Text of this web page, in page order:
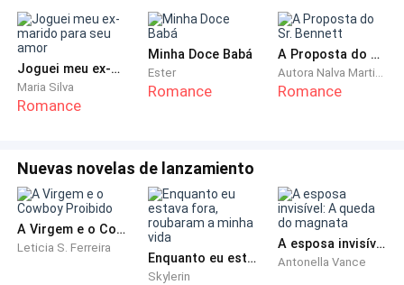
Joguei meu ex-marido para seu amor
Maria Silva
Romance
Minha Doce Babá
Ester
Romance
A Proposta do Sr. Bennett
Autora Nalva Martins
Romance
Nuevas novelas de lanzamiento
A Virgem e o Cowboy Proibido
Leticia S. Ferreira
Enquanto eu estava fora, roubaram a minha vida
Skylerin
A esposa invisível: A queda do magnata
Antonella Vance